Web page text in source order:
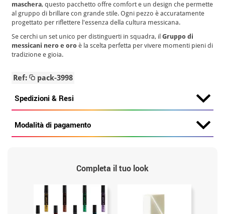
maschera, questo pacchetto offre comfort e un design che permette
al gruppo di brillare con grande stile. Ogni pezzo è accuratamente
progettato per riflettere l'essenza della cultura messicana.
Se cerchi un set unico per distinguerti in squadra, ilGruppo di
messicani nero e oro è la scelta perfetta per vivere momenti pieni di
tradizione e gioia.
Ref: pack-3998
Spedizioni & Resi
Modalità di pagamento
Completa il tuo look